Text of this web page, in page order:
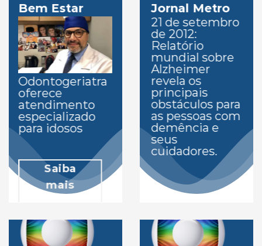
Bem Estar
Odontogeriatra
oferece
atendimento
especializado
para idosos
Saiba
mais
Jornal Metro
21 de setembro
de 2012:
Relatório
mundial sobre
Alzheimer
revela os
principais
obstáculos para
as pessoas com
demência e
seus
cuidadores.